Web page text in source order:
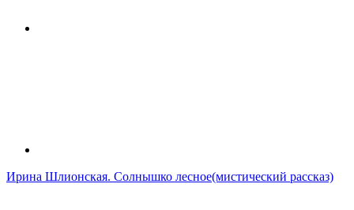
Ирина Шлионская. Солнышко лесное(мистический рассказ)